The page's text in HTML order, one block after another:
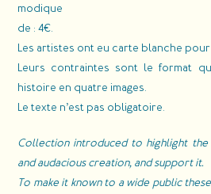
modique
de : 4€.
Les artistes ont eu carte blanche
Leurs contraintes sont le format
histoire en quatre images.
Le texte n’est pas obligatoire.
Collection introduced to highlight the
and audacious creation, and support it.
To make it known to a wide public